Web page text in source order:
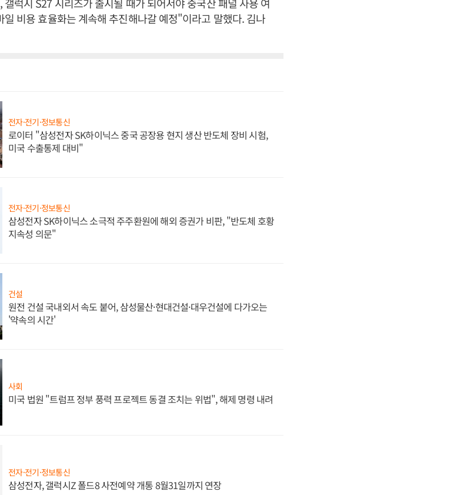
비용 효율화는 계속해 추진해나갈 예정"이라고 말했다. 김나
전자·전기·정보통신
로이터 "삼성전자 SK하이닉스 중국 공장용 현지 생산 반도체 장비 시험,
미국 수출통제 대비"
전자·전기·정보통신
삼성전자 SK하이닉스 소극적 주주환원에 해외 증권가 비판, "반도체 호황
지속성 의문"
건설
원전 건설 국내외서 속도 붙어, 삼성물산·현대건설·대우건설에 다가오는
'약속의 시간'
사회
미국 법원 "트럼프 정부 풍력 프로젝트 동결 조치는 위법", 해제 명령 내려
전자·전기·정보통신
삼성전자, 갤럭시Z 폴드8 사전예약 개통 8월31일까지 연장